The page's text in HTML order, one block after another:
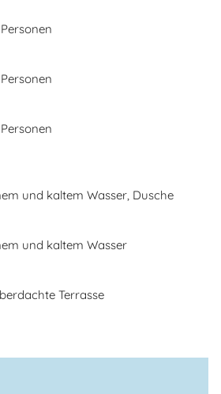
und kaltem Wasser, Dusche
und kaltem Wasser
Terrasse